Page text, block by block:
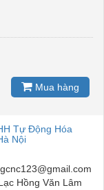
Mua hàng
Tự Động Hóa
Nội
Hồng Văn Lâm